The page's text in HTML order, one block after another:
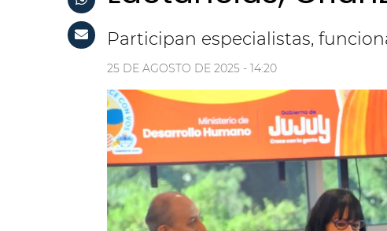
Participan especialistas,
25 DE AGOSTO DE 2025 - 14:20